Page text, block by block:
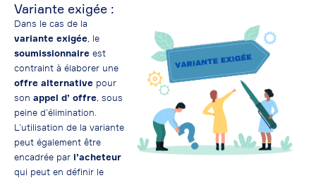
Variante exigée :
Dans le cas de la
variante exigée, le
soumissionnaire est
contraint à élaborer une
offre alternative pour
son appel d’ offre, sous
peine d’élimination.
L’utilisation de la variante
peut également être
encadrée par l’acheteur
qui peut en définir le